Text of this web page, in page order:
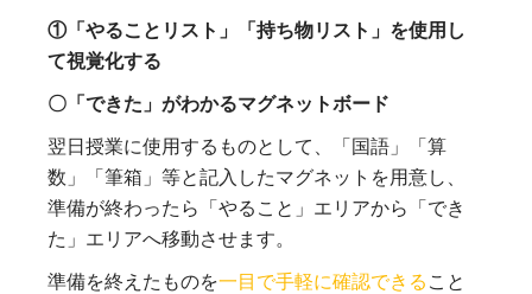
①「やることリスト」「持ち物リスト」を使用し
て視覚化する
〇「できた」がわかるマグネットボード
翌日授業に使用するものとして、「国語」「算
数」「筆箱」等と記入したマグネットを用意し、
準備が終わったら「やること」エリアから「でき
た」エリアへ移動させます。
準備を終えたものを一目で手軽に確認できること